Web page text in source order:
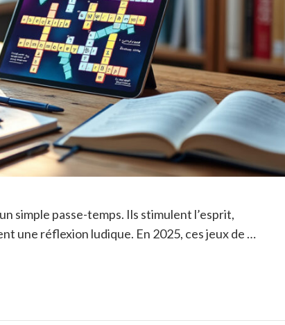
simple passe-temps. Ils stimulent l’esprit,
une réflexion ludique. En 2025, ces jeux de …